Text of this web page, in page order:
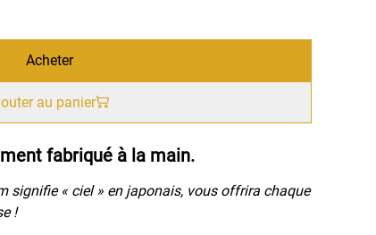
Acheter
au panier
fabriqué à la main.
signifie « ciel » en japonais, vous offrira chaque
!